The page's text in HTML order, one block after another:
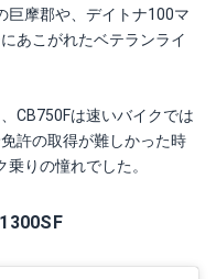
巨摩郡や、デイトナ100マ
あこがれたベテランライ
CB750Fは速いバイクでは
許の取得が難しかった時
りの憧れでした。